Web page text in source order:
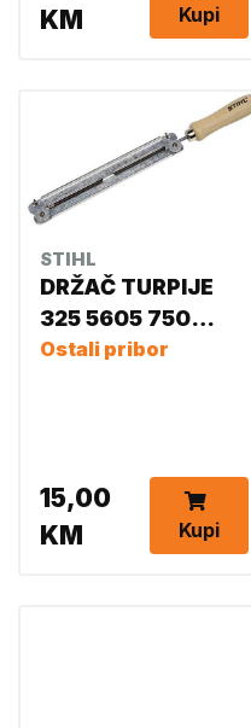
KM
Kupi
STIHL
DRŽAČ TURPIJE
325 5605 750
4328
Ostali pribor
15,00
KM
Kupi